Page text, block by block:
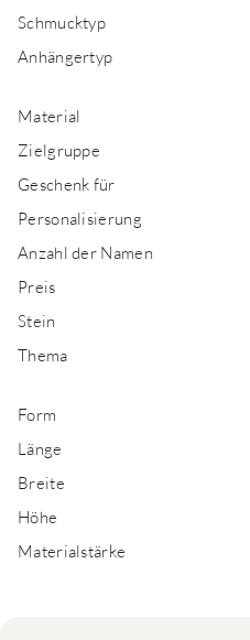
Schmucktyp
Anhängertyp
Material
Zielgruppe
Geschenk für
Personalisierung
Anzahl der Namen
Preis
Stein
Thema
Form
Länge
Breite
Höhe
Materialstärke